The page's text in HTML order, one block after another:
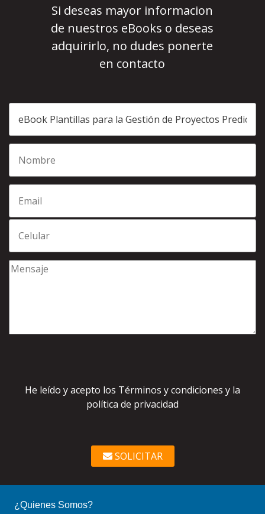
Si deseas mayor informacion
de nuestros eBooks o deseas
adquirirlo, no dudes ponerte
en contacto
He leído y acepto los Términos y condiciones y la
política de privacidad
SOLICITAR
¿Quienes Somos?